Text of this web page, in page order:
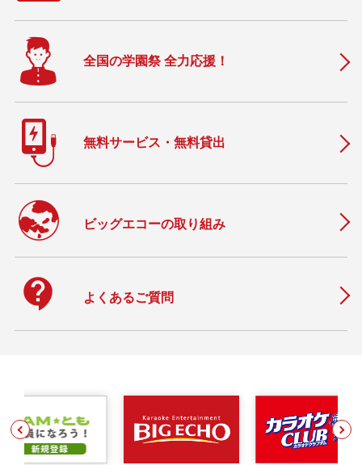
全国の学園祭 全力応援！
無料サービス・無料貸出
ビッグエコーの取り組み
contact_support よくあるご質問